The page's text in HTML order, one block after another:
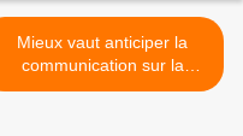
Mieux vaut anticiper la
communication sur la
pollution que la subir